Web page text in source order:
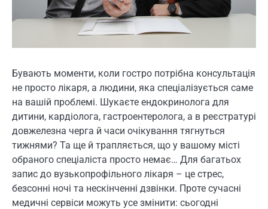
Бувають моменти, коли гостро потрібна консультація
не просто лікаря, а людини, яка спеціалізується саме
на вашій проблемі. Шукаєте ендокринолога для
дитини, кардіолога, гастроентеролога, а в реєстратурі
довжелезна черга й часи очікування тягнуться
тижнями? Та ще й трапляється, що у вашому місті
обраного спеціаліста просто немає… Для багатьох
запис до вузькопрофільного лікаря – це стрес,
безсонні ночі та нескінченні дзвінки. Проте сучасні
медичні сервіси можуть усе змінити: сьогодні